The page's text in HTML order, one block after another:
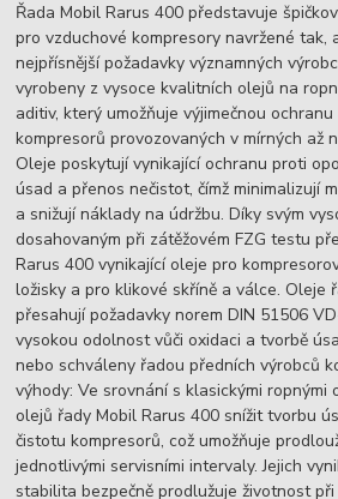
Řada Mobil Rarus 400 představuje
pro vzduchové kompresory navržené tak,
nejpřísnější požadavky významných
vyrobeny z vysoce kvalitních olejů na
aditiv, který umožňuje výjimečnou
kompresorů provozovaných v mírných až
Oleje poskytují vynikající ochranu proti
úsad a přenos nečistot, čímž minimalizují
a snižují náklady na údržbu. Díky svým
dosahovaným při zátěžovém FZG testu
Rarus 400 vynikající oleje pro
ložisky a pro klikové skříně a válce. Oleje
přesahují požadavky norem DIN 51506
vysokou odolnost vůči oxidaci a tvorbě
nebo schváleny řadou předních výrobců
výhody: Ve srovnání s klasickými ropnými
olejů řady Mobil Rarus 400 snížit tvorbu
čistotu kompresorů, což umožňuje
jednotlivými servisními intervaly. Jejich
stabilita bezpečně prodlužuje životnost